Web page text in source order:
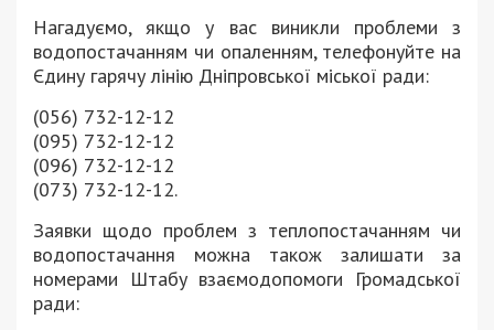
Нагадуємо, якщо у вас виникли проблеми з
водопостачанням чи опаленням, телефонуйте на
Єдину гарячу лінію Дніпровської міської ради:
(056) 732-12-12
(095) 732-12-12
(096) 732-12-12
(073) 732-12-12.
Заявки щодо проблем з теплопостачанням чи
водопостачання можна також залишати за
номерами Штабу взаємодопомоги Громадської
ради: